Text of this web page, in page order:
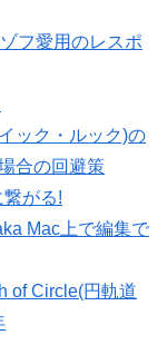
フ愛用のレスポ
ック・ルック)の
合の回避策
がる!
Mac上で編集で
of Circle(円軌道